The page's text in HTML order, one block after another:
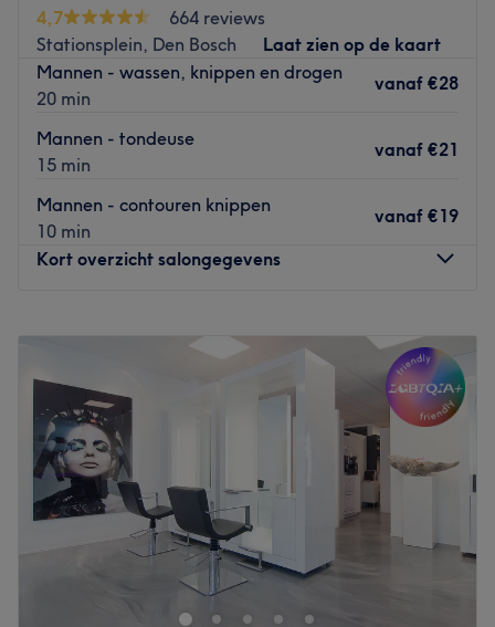
Go to venue
4,7
664 reviews
Stationsplein, Den Bosch
Laat zien op de kaart
Mannen - wassen, knippen en drogen
20 min
vanaf €28
Mannen - tondeuse
15 min
vanaf €21
Mannen - contouren knippen
10 min
vanaf €19
Kort overzicht salongegevens
09:00–15:00
–15:00
Donderdag
–15:00
Vrijdag
09:00–15:00
Zaterdag
09:00 – 15:00
Zondag
Gesloten
Eigenaresse Miranda is hét gezicht van salon Coiffure
1868 en staat bekend als een enthousiaste, sociale vrouw
met hart voor het vak. De salon is te vinden op het station
van ’s-Hertogenbosch en er is een ruime parkeergarage